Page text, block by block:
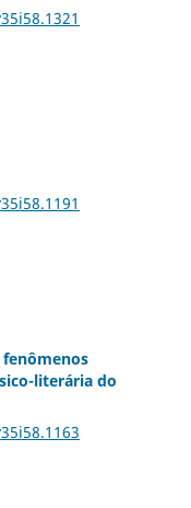
fenômenos
literária do